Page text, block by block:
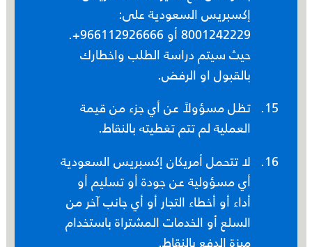
إكسبريس السعودية على:
8001242229 أو 966112926666+.
حيث سيتم دراسة الطلب واخطارك
بالقبول او الرفض.
تظل مسؤولاً عن أي جزء من قيمة
العملية لم تتم تغطيته بالنقاط.
لا تتحمل أمريكان إكسبريس السعودية
أي مسؤولية عن جودة أو تسليم أو
أداء أو أخطاء التجار أو أي جانب آخر من
السلع أو الخدمات المشتراة باستخدام
ميزة الدفع بالنقاط.